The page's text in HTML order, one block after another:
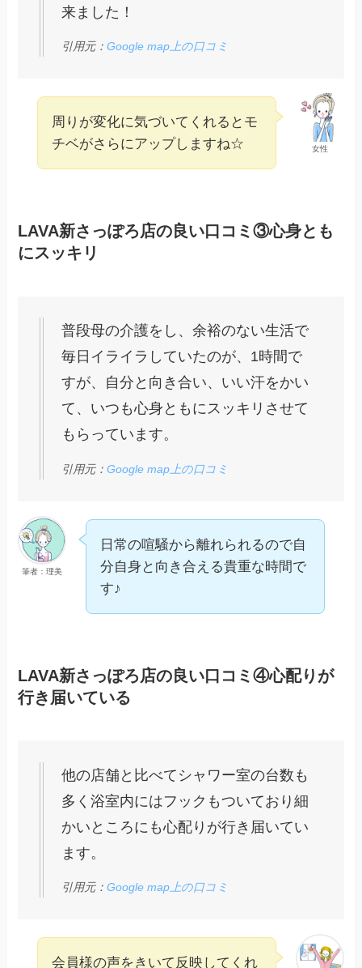
来ました！
引用元：Google map上の口コミ
女性
周りが変化に気づいてくれるとモ
チベがさらにアップしますね☆
LAVA新さっぽろ店の良い口コミ③心身とも
にスッキリ
普段母の介護をし、余裕のない生活で
毎日イライラしていたのが、1時間で
すが、自分と向き合い、いい汗をかい
て、いつも心身ともにスッキリさせて
もらっています。
引用元：Google map上の口コミ
筆者：理美
日常の喧騒から離れられるので自
分自身と向き合える貴重な時間で
す♪
LAVA新さっぽろ店の良い口コミ④心配りが
行き届いている
他の店舗と比べてシャワー室の台数も
多く浴室内にはフックもついており細
かいところにも心配りが行き届いてい
ます。
引用元：Google map上の口コミ
会員様の声をきいて反映してくれ